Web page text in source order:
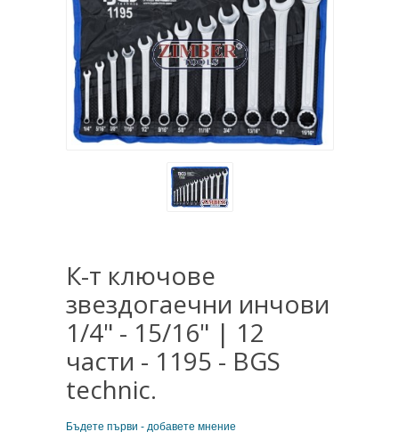
К-т ключове
звездогаечни инчови
1/4" - 15/16" | 12
части - 1195 - BGS
technic.
Бъдете първи - добавете мнение